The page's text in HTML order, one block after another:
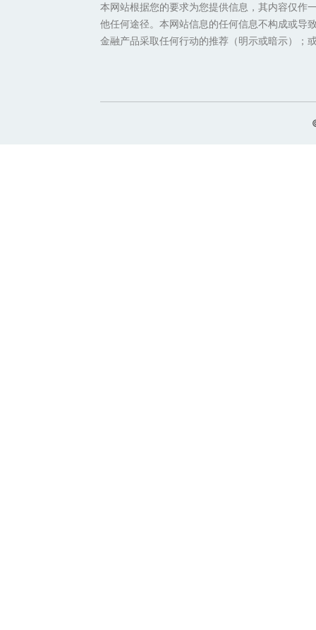
本网站根据您的要求为您提供信息，其内容仅作
他任何途径。本网站信息的任何信息不构成或导
金融产品采取任何行动的推荐（明示或暗示）；